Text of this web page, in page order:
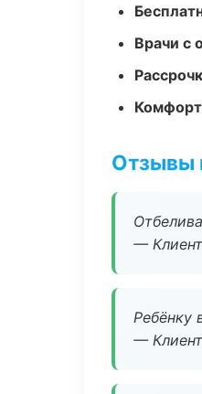
Врачи с
Отзывы
—
Ребёнку
—